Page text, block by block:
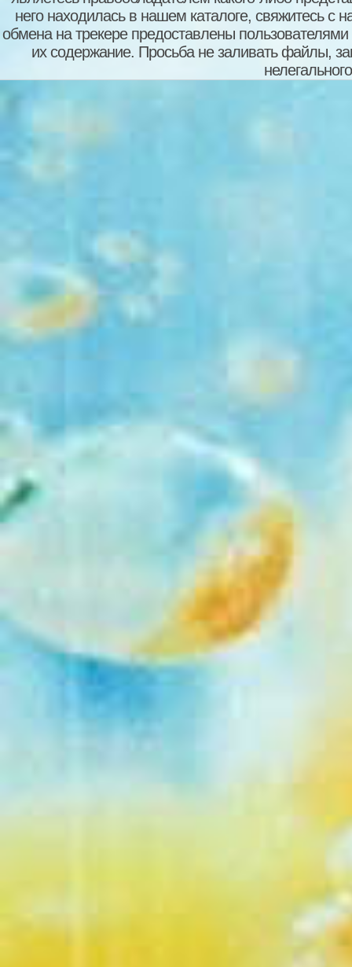
него находилась в нашем каталоге, свяжитесь
обмена на трекере предоставлены пользователями
их содержание. Просьба не заливать файлы,